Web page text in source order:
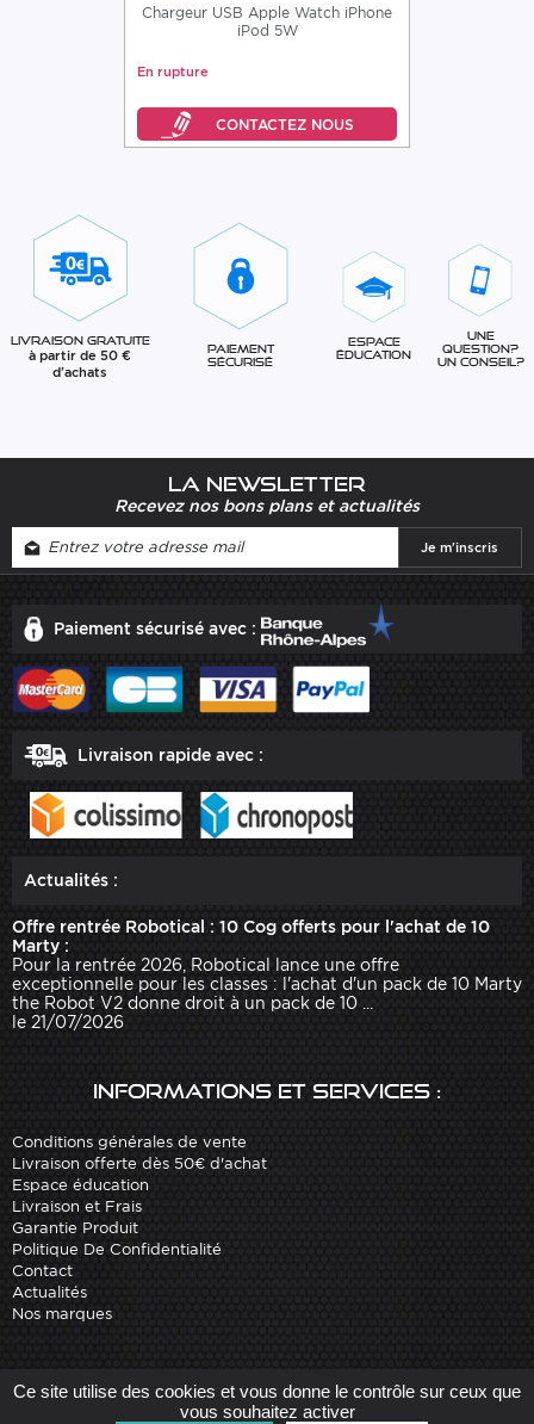
Chargeur USB Apple Watch iPhone
iPod 5W
En rupture
Livraison gratuite
à partir de 50 €
d'achats
Paiement
sécurisé
Espace
éducation
Une
question?
Un conseil?
La newsletter
Recevez nos bons plans et actualités
Paiement sécurisé avec :
Livraison rapide avec :
Actualités :
Offre rentrée Robotical : 10 Cog offerts pour l'achat de 10
Marty :
Pour la rentrée 2026, Robotical lance une offre
exceptionnelle pour les classes : l'achat d'un pack de 10 Marty
the Robot V2 donne droit à un pack de 10 ...
le 21/07/2026
Informations et services :
Conditions générales de vente
Livraison offerte dès 50€ d'achat
Espace éducation
Livraison et Frais
Garantie Produit
Politique De Confidentialité
Contact
Actualités
Nos marques
Site réalisé par Arobases
Copyright 2010-2023 www.robot-advance.com
Ce site utilise des cookies et vous donne le contrôle sur ceux que
vous souhaitez activer